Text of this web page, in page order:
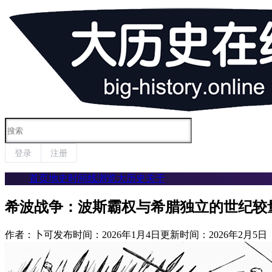
登录 注册
首页地史时间线浏览大历史关于
希波战争：波斯霸权与希腊独立的世纪较
作者：卜可发布时间：2026年1月4日 更新时间：2026年2月5日